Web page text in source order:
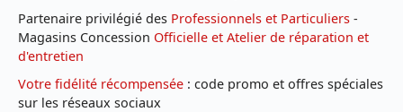
Partenaire privilégié des Professionnels et Particuliers -
Magasins Concession Officielle et Atelier de réparation et
d'entretien
Votre fidélité récompensée : code promo et offres spéciales
sur les réseaux sociaux